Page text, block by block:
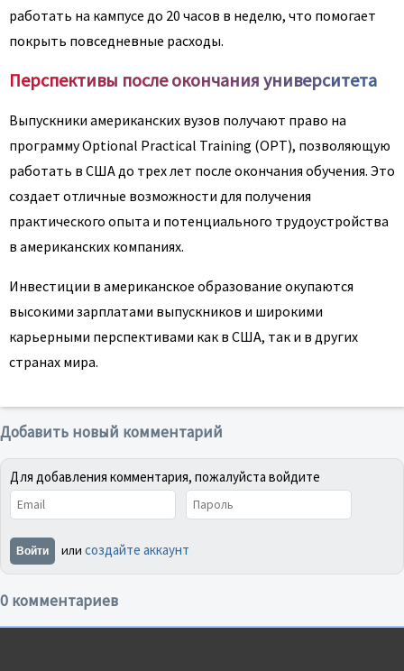
работать на кампусе до 20 часов в неделю, что помогает
покрыть повседневные расходы.
Перспективы после окончания университета
Выпускники американских вузов получают право на
программу Optional Practical Training (OPT), позволяющую
работать в США до трех лет после окончания обучения. Это
создает отличные возможности для получения
практического опыта и потенциального трудоустройства
в американских компаниях.
Инвестиции в американское образование окупаются
высокими зарплатами выпускников и широкими
карьерными перспективами как в США, так и в других
странах мира.
Добавить новый комментарий
Для добавления комментария, пожалуйста войдите
Войти или создайте аккаунт
0 комментариев